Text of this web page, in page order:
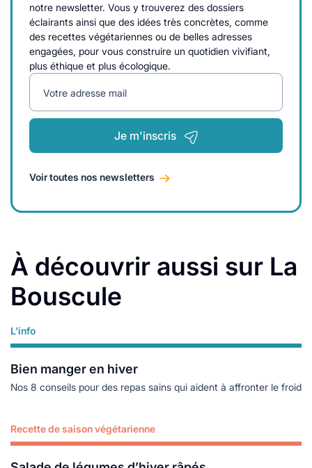
notre newsletter. Vous y trouverez des dossiers
éclairants ainsi que des idées très concrètes, comme
des recettes végétariennes ou de belles adresses
engagées, pour vous construire un quotidien vivifiant,
plus éthique et plus écologique.
Votre adresse mail
Je m'inscris
Voir toutes nos newsletters
À découvrir aussi sur La
Bouscule
L'info
Bien manger en hiver
Nos 8 conseils pour des repas sains qui aident à affronter le froid
Lire plus
Recette de saison végétarienne
Lire plus